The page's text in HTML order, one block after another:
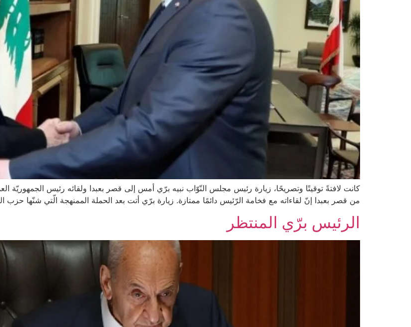
كانت لافتةً توقيتًا وتصريحًا، زيارة رئيس مجلس النّوّاب نبيه برّي أمس إلى قصر بعبدا ولقائه رئيس
من قصر بعبدا إنّ لقاءاته مع فخامة الرّئيس دائمًا ممتازة. زيارة برّي أتت بعد الحملة الممنهجة الّتي شنّها
الرئيس برّي المنتظر